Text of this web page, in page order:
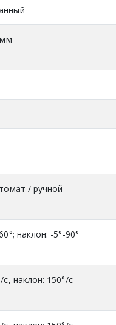
/ ручной
наклон: -5°-90°
наклон: 150°/c